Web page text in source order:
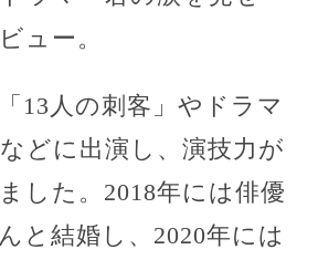
ュー。
13人の刺客」やドラマ
どに出演し、演技力が
した。2018年には俳優
と結婚し、2020年には